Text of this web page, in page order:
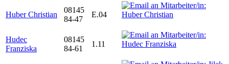
Huber Christian
08145
84-47
E.04
Hudec
Franziska
08145
84-61
1.11